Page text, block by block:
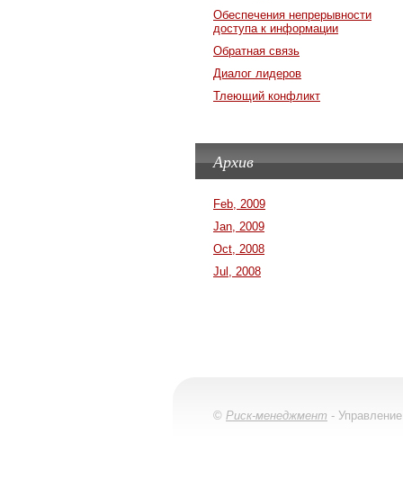
Обеспечения непрерывности
доступа к информации
Обратная связь
Диалог лидеров
Тлеющий конфликт
Архив
Feb, 2009
Jan, 2009
Oct, 2008
Jul, 2008
© Риск-менеджмент -